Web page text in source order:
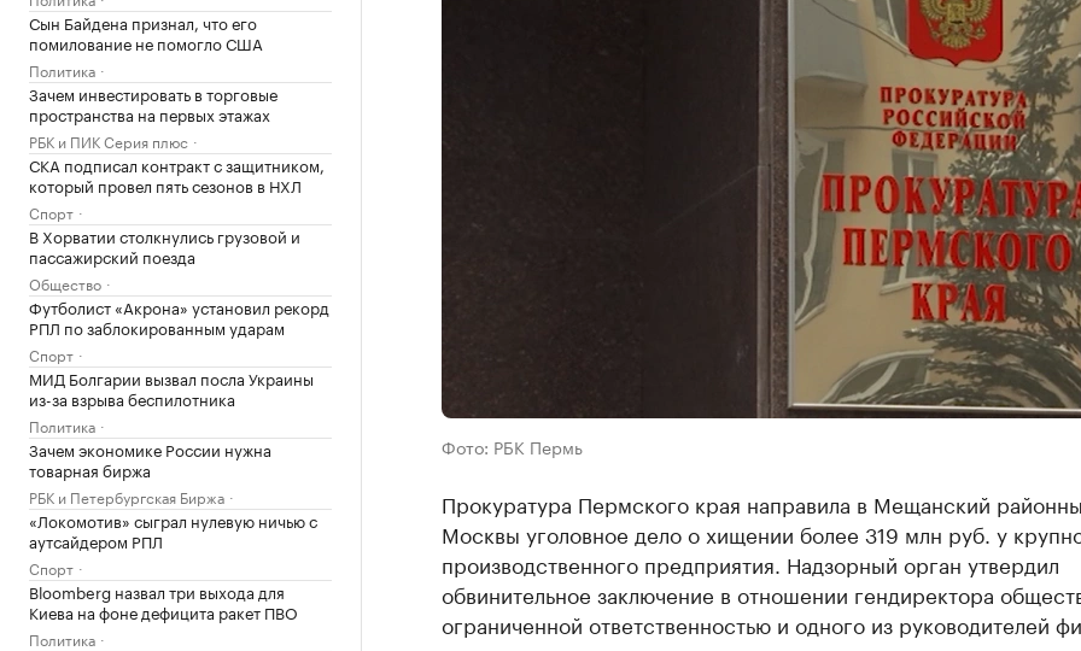
Сын Байдена признал, что его
помилование не помогло США
Политика
Зачем инвестировать в торговые
пространства на первых этажах
РБК и ПИК Серия плюс
СКА подписал контракт с защитником,
который провел пять сезонов в НХЛ
Спорт
В Хорватии столкнулись грузовой и
пассажирский поезда
Общество
Футболист «Акрона» установил рекорд
РПЛ по заблокированным ударам
Спорт
МИД Болгарии вызвал посла Украины
из-за взрыва беспилотника
Политика
Зачем экономике России нужна
товарная биржа
РБК и Петербургская Биржа
«Локомотив» сыграл нулевую ничью с
аутсайдером РПЛ
Спорт
Bloomberg назвал три выхода для
Киева на фоне дефицита ракет ПВО
Политика
Фото: РБК Пермь
Прокуратура Пермского края направила в Мещанский
Москвы уголовное дело о хищении более 319 млн руб. у
производственного предприятия. Надзорный орган утвердил
обвинительное заключение в отношении гендиректора
ограниченной ответственностью и одного из руководителей